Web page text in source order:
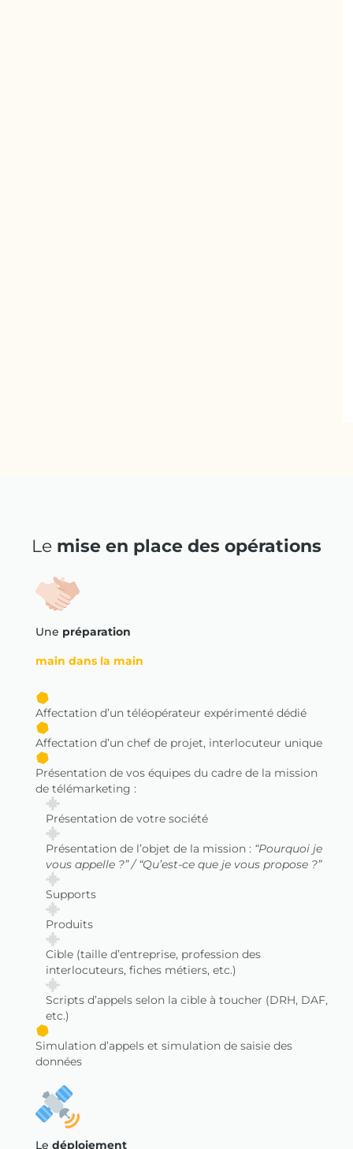
Le mise en place des opérations
Une préparation
main dans la main
Affectation d’un téléopérateur expérimenté dédié
Affectation d’un chef de projet, interlocuteur unique
Présentation de vos équipes du cadre de la mission
de télémarketing :
Présentation de votre société
Présentation de l’objet de la mission : “Pourquoi je
vous appelle ?” / “Qu’est-ce que je vous propose ?”
Supports
Produits
Cible (taille d’entreprise, profession des
interlocuteurs, fiches métiers, etc.)
Scripts d’appels selon la cible à toucher (DRH, DAF,
etc.)
Simulation d’appels et simulation de saisie des
données
Le déploiement